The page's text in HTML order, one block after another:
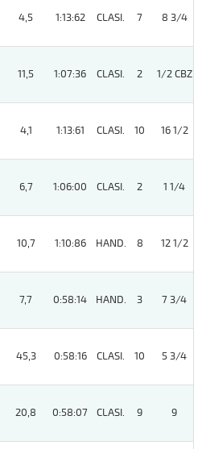
4,5 1:13:62 CLASI. 7 8 3/4
11,5 1:07:36 CLASI. 2 1/2 CBZ
4,1 1:13:61 CLASI. 10 16 1/2
6,7 1:06:00 CLASI. 2 1 1/4
10,7 1:10:86 HAND. 8 12 1/2
7,7 0:58:14 HAND. 3 7 3/4
45,3 0:58:16 CLASI. 10 5 3/4
20,8 0:58:07 CLASI. 9 9